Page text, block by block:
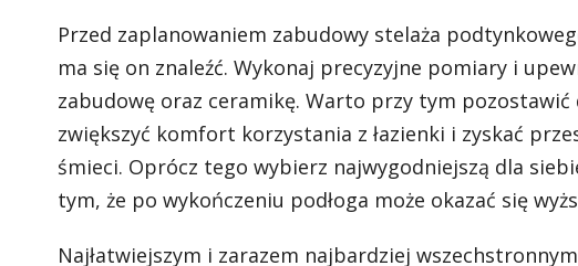
Przed zaplanowaniem zabudowy stelaża
ma się on znaleźć. Wykonaj precyzyjne pomiary i
zabudowę oraz ceramikę. Warto przy tym
zwiększyć komfort korzystania z łazienki i zyskać
śmieci. Oprócz tego wybierz najwygodniejszą dla
tym, że po wykończeniu podłoga może okazać się
Najłatwiejszym i zarazem najbardziej